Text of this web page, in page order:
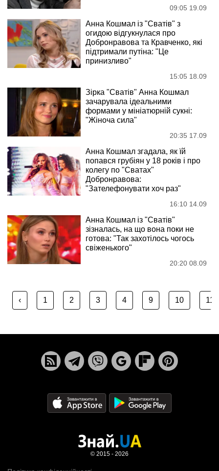
09:05 19.09
Анна Кошмал із "Сватів" з
огидою відгукнулася про
Добронравова та Кравченко, які
підтримали путіна: "Це
принизливо"
15:05 18.09
Зірка "Сватів" Анна Кошмал
зачарувала ідеальними
формами у мініатюрній сукні:
"Жіноча сила"
20:35 17.09
Анна Кошмал згадала, як їй
попався грубіян у 18 років і про
колегу по "Сватах"
Добронравова:
"Зателефонувати хоч раз"
16:10 14.09
Анна Кошмал із "Сватів"
зізналась, на що вона поки не
готова: "Так захотілось чогось
свіженького"
20:20 08.09
‹ 1 2 3 4 9 10 11
© 2015 - 2026